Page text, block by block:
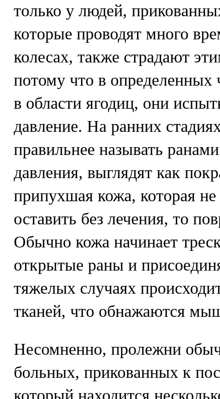
только у людей,
которые проводят много
колесах, также страдают
потому что в определенных
в области ягодиц, они
давление. На ранних
правильнее называть
давления, выглядят как
припухшая кожа, которая
оставить без лечения, то
Обычно кожа начинает
открытые раны и
тяжелых случаях
тканей, что обнажаются
Несомненно, пролежни
больных, прикованных к
который находится